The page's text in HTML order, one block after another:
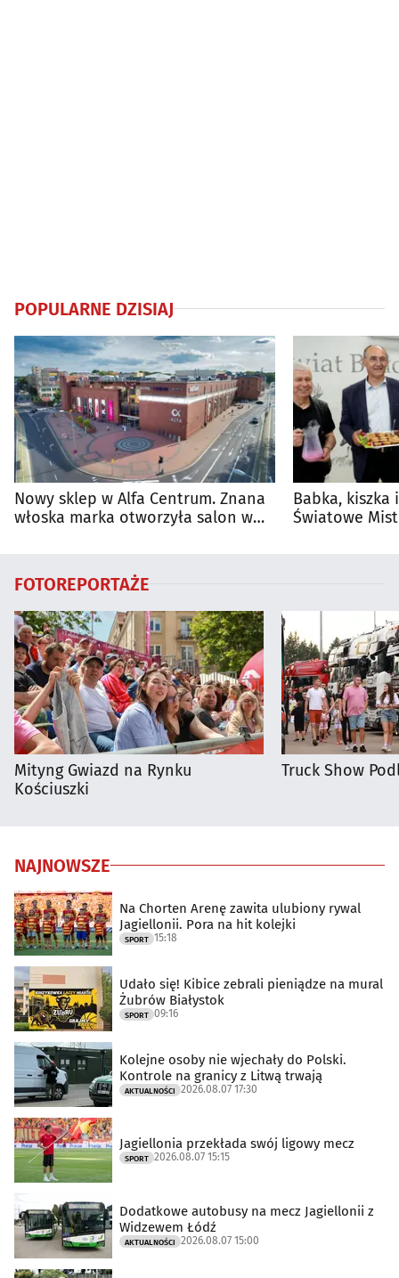
POPULARNE DZISIAJ
Nowy sklep w Alfa Centrum. Znana
włoska marka otworzyła salon w
Babka, kiszka
Światowe
FOTOREPORTAŻE
Mityng Gwiazd na Rynku
Kościuszki
Truck Show
NAJNOWSZE
Na Chorten Arenę zawita ulubiony rywal
Jagiellonii. Pora na hit kolejki
SPORT 15:18
Udało się! Kibice zebrali pieniądze na mural
Żubrów Białystok
SPORT 09:16
Kolejne osoby nie wjechały do Polski.
Kontrole na granicy z Litwą trwają
AKTUALNOŚCI 2026.08.07 17:30
Jagiellonia przekłada swój ligowy mecz
SPORT 2026.08.07 15:15
Dodatkowe autobusy na mecz Jagiellonii z
Widzewem Łódź
AKTUALNOŚCI 2026.08.07 15:00